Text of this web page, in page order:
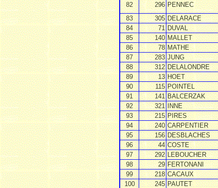
82
296 PENNEC
83
305 DELARACE
84
71 DUVAL
85
140 MALLET
86
78 MATHE
87
283 JUNG
88
312 DELALONDRE
89
13 HOET
90
115 POINTEL
91
141 BALCERZAK
92
321 INNE
93
215 PIRES
94
240 CARPENTIER
95
156 DESBLACHES
96
44 COSTE
97
292 LEBOUCHER
98
29 FERTONANI
99
218 CACAUX
100
245 PAUTET